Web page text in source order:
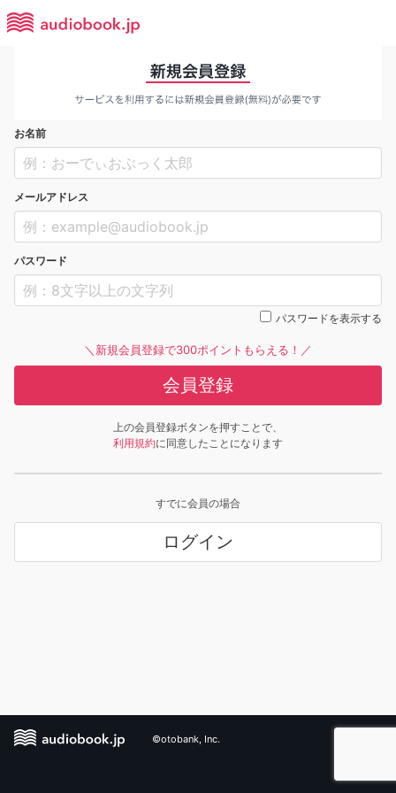
お名前
メールアドレス
パスワード
パスワードを表示する
＼新規会員登録で300ポイントもらえる！／
会員登録
上の会員登録ボタンを押すことで、
利用規約に同意したことになります
すでに会員の場合
ログイン
©otobank, Inc.